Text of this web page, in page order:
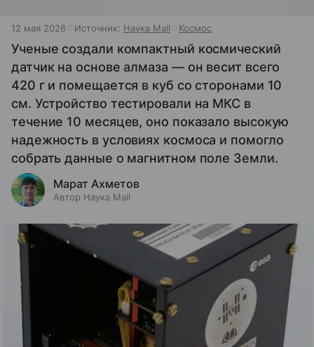
12 мая 2026 Источник: Наука Mail Космос
Ученые создали компактный космический
датчик на основе алмаза — он весит всего
420 г и помещается в куб со сторонами 10
см. Устройство тестировали на МКС в
течение 10 месяцев, оно показало высокую
надежность в условиях космоса и помогло
собрать данные о магнитном поле Земли.
Марат Ахметов
Автор Наука Mail